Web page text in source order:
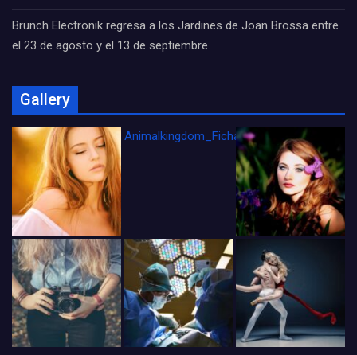
Brunch Electronik regresa a los Jardines de Joan Brossa entre
el 23 de agosto y el 13 de septiembre
Gallery
Animalkingdom_FichaCine